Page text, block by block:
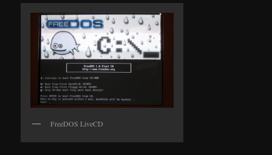
FreeDOS LiveCD